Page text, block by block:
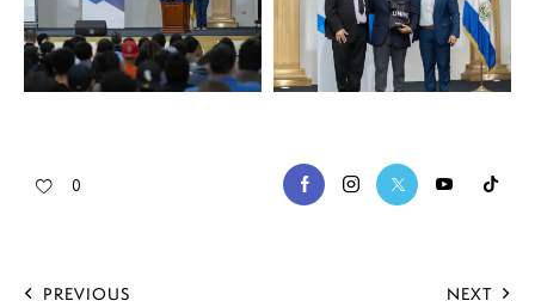
0
PREVIOUS NEXT